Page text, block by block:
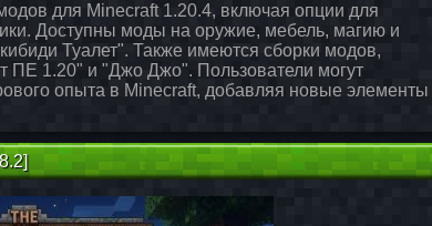
для Minecraft 1.20.4, включая опции для
Доступны моды на оружие, мебель, магию и
Туалет". Также имеются сборки модов,
ПЕ 1.20" и "Джо Джо". Пользователи могут
опыта в Minecraft, добавляя новые элементы